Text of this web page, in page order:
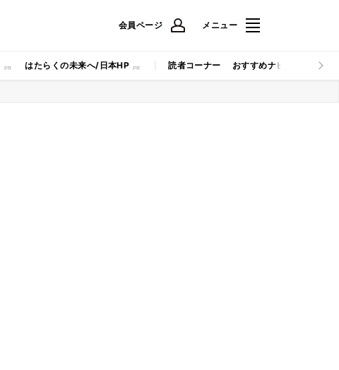
会員ページ メニュー
はたらくの未来へ/日本HP 読者コーナー おすすめナビ マイナビ